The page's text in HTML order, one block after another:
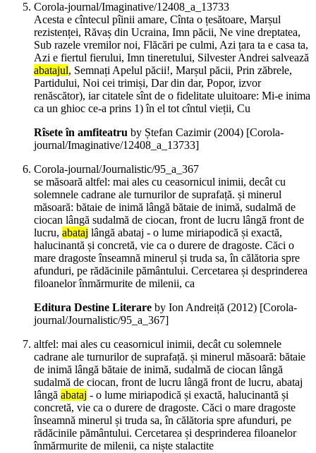
Corola-journal/Imaginative/12408_a_13733
Acesta e cîntecul pîinii amare, Cînta o țesătoare, Marșul
rezistenței, Răvaș din Ucraina, Imn păcii, Ne vine dreptatea,
Sub razele vremilor noi, Flăcări pe culmi, Azi țara ta e casa ta,
Azi e fiertul fierului, Imn tineretului, Silvester Andrei salvează
abatajul, Semnați Apelul păcii!, Marșul păcii, Prin zăbrele,
Partidului, Noi cei trimiși, Dar din dar, Popor, izvor
renăscător), iar citatele sînt de o fidelitate uluitoare: Mi-e inima
ca un ghioc ce-a prins 1) în el tot cîntul vieții, Cu
Rîsete în amfiteatru by Ștefan Cazimir (2004) [Corola-
journal/Imaginative/12408_a_13733]
Corola-journal/Journalistic/95_a_367
se măsoară altfel: mai ales cu ceasornicul inimii, decât cu
solemnele cadrane ale turnurilor de suprafață. și minerul
măsoară: bătaie de inimă lângă bătaie de inimă, sudalmă de
ciocan lângă sudalmă de ciocan, front de lucru lângă front de
lucru, abataj lângă abataj - o lume miriapodică și exactă,
halucinantă și concretă, vie ca o durere de dragoste. Căci o
mare dragoste înseamnă minerul și truda sa, în călătoria spre
afunduri, pe rădăcinile pământului. Cercetarea și desprinderea
filoanelor înmărmurite de milenii, ca
Editura Destine Literare by Ion Andreiță (2012) [Corola-
journal/Journalistic/95_a_367]
altfel: mai ales cu ceasornicul inimii, decât cu solemnele
cadrane ale turnurilor de suprafață. și minerul măsoară: bătaie
de inimă lângă bătaie de inimă, sudalmă de ciocan lângă
sudalmă de ciocan, front de lucru lângă front de lucru, abataj
lângă abataj - o lume miriapodică și exactă, halucinantă și
concretă, vie ca o durere de dragoste. Căci o mare dragoste
înseamnă minerul și truda sa, în călătoria spre afunduri, pe
rădăcinile pământului. Cercetarea și desprinderea filoanelor
înmărmurite de milenii, ca niște stalactite